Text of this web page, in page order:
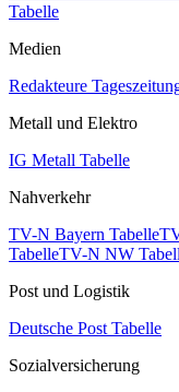
Tabelle
Medien
Redakteure
Metall und Elektro
IG Metall Tabelle
Nahverkehr
TV-N Bayern Tabelle
TabelleTV-N NW
Post und Logistik
Deutsche Post Tabelle
Sozialversicherung